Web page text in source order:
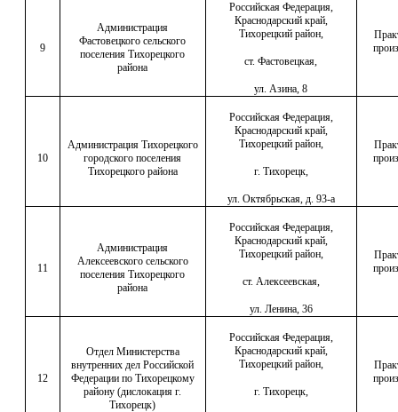
9
Администрация
Фастовецкого сельского
поселения Тихорецкого
района
Российская Федерация,
Краснодарский край,
Тихорецкий район,
ст. Фастовецкая,
ул. Азина, 8
10
Администрация Тихорецкого
городского поселения
Тихорецкого района
Российская Федерация,
Краснодарский край,
Тихорецкий район,
г. Тихорецк,
ул. Октябрьская, д. 93-а
11
Администрация
Алексеевского сельского
поселения Тихорецкого
района
Российская Федерация,
Краснодарский край,
Тихорецкий район,
ст. Алексеевская,
ул. Ленина, 36
12
Отдел Министерства
внутренних дел Российской
Федерации по Тихорецкому
району (дислокация г.
Тихорецк)
Российская Федерация,
Краснодарский край,
Тихорецкий район,
г. Тихорецк,